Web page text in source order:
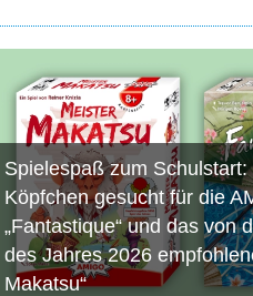
Spielespaß zum Schulstart:
Köpfchen gesucht für die
„Fantastique“ und das von
des Jahres 2026
Makatsu“